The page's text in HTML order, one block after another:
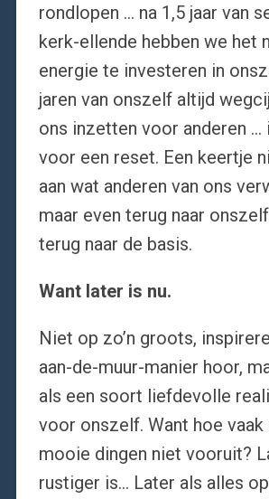
rondlopen … na 1,5 jaar van
kerk-ellende hebben we het
energie te investeren in
jaren van onszelf altijd
ons inzetten voor anderen …
voor een reset. Een keertje
aan wat anderen van ons
maar even terug naar
terug naar de basis.
Want later is nu.
Niet op zo’n groots,
aan-de-muur-manier hoor,
als een soort liefdevolle
voor onszelf. Want hoe vaak
mooie dingen niet vooruit?
rustiger is… Later als alles